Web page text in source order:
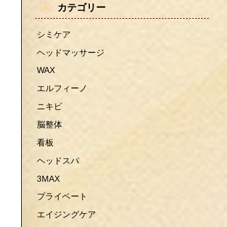
カテゴリー
シミケア
ヘッドマッサージ
WAX
エルフィーノ
ニキビ
脳整体
看板
ヘッドスパ
3MAX
プライベート
エイジングケア